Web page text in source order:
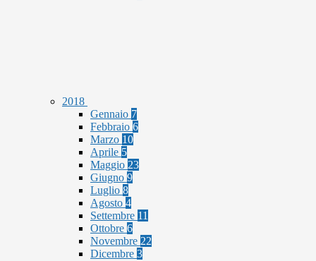
2018
Gennaio 7
Febbraio 6
Marzo 10
Aprile 5
Maggio 23
Giugno 9
Luglio 8
Agosto 4
Settembre 11
Ottobre 6
Novembre 22
Dicembre 3